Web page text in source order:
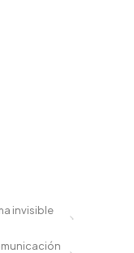
invisible